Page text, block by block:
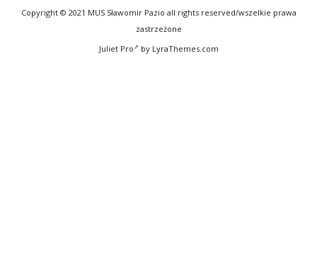
Copyright © 2021 MUS Sławomir Pazio all rights reserved/wszelkie prawa
zastrzeżone
Juliet Pro
by LyraThemes.com